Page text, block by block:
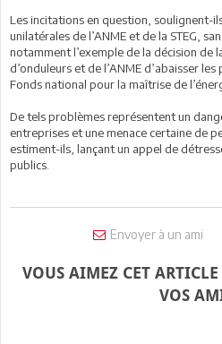
Les incitations en question, soulignent-
unilatérales de l’ANME et de la STEG,
notamment l’exemple de la décision de
d’onduleurs et de l’ANME d’abaisser
Fonds national pour la maîtrise de
De tels problèmes représentent un
entreprises et une menace certaine de
estiment-ils, lançant un appel de
publics.
Envoyer à un ami
VOUS AIMEZ CET ARTICLE
VOS